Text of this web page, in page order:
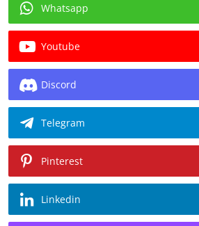
Whatsapp
Youtube
Discord
Telegram
Pinterest
Linkedin